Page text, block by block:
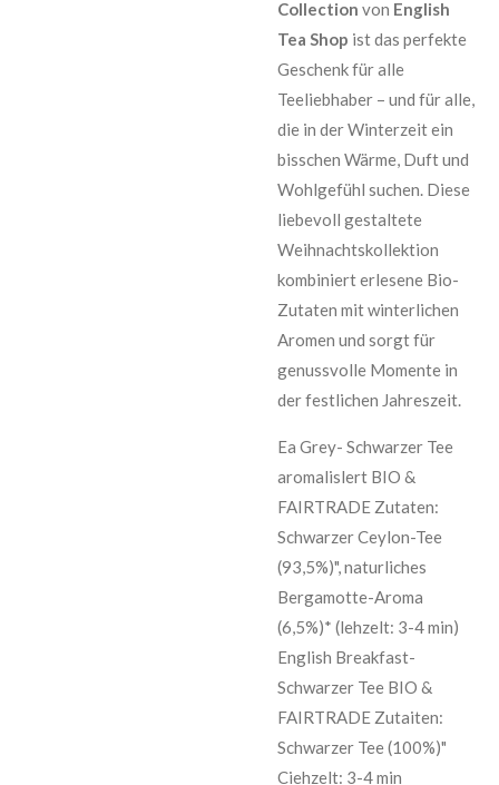
Collection von English
Tea Shop ist das perfekte
Geschenk für alle
Teeliebhaber – und für alle,
die in der Winterzeit ein
bisschen Wärme, Duft und
Wohlgefühl suchen. Diese
liebevoll gestaltete
Weihnachtskollektion
kombiniert erlesene Bio-
Zutaten mit winterlichen
Aromen und sorgt für
genussvolle Momente in
der festlichen Jahreszeit.
Ea Grey- Schwarzer Tee
aromalislert BIO &
FAIRTRADE Zutaten:
Schwarzer Ceylon-Tee
(93,5%)", naturliches
Bergamotte-Aroma
(6,5%)* (lehzelt: 3-4 min)
English Breakfast-
Schwarzer Tee BIO &
FAIRTRADE Zutaiten:
Schwarzer Tee (100%)"
Ciehzelt: 3-4 min